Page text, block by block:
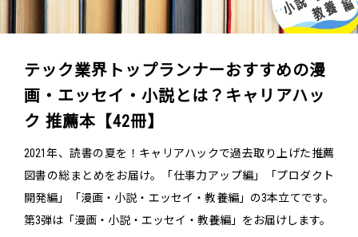
テック業界トップランナーおすすめの漫
画・エッセイ・小説とは？キャリアハッ
ク 推薦本【42冊】
2021年、読書の夏を！キャリアハックで過去取り上げた推薦
図書の総まとめをお届け。「仕事力アップ編」「プロダクト
開発編」「漫画・小説・エッセイ・教養編」の3本立てです。
第3弾は「漫画・小説・エッセイ・教養編」をお届けします。